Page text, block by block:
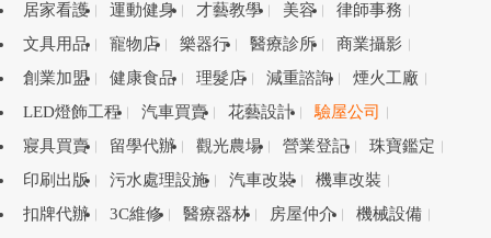
居家看護
運動健身 才藝教學 美容
律師事務
文具用品
寵物店 樂器行 醫療診所
商業攝影
創業加盟
健康食品 理髮店 減重諮詢
煙火工廠
LED燈飾工程
汽車買賣 花藝設計
驗屋公司
寢具買賣
留學代辦 觀光農場 營業登記
珠寶鑑定
印刷出版
污水處理設施 汽車改裝
機車改裝
扣牌代辦
3C維修 醫療器材 房屋仲介
機械設備